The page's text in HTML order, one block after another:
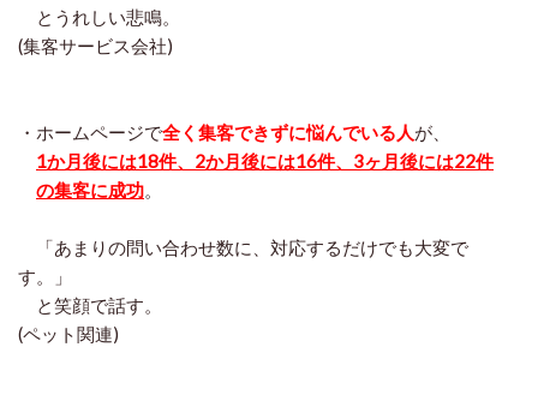
とうれしい悲鳴。
(集客サービス会社)
・ホームページで全く集客できずに悩んでいる人が、
1か月後には18件、2か月後には16件、3ヶ月後には22件
の集客に成功。
「あまりの問い合わせ数に、対応するだけでも大変で
す。」
と笑顔で話す。
(ペット関連)